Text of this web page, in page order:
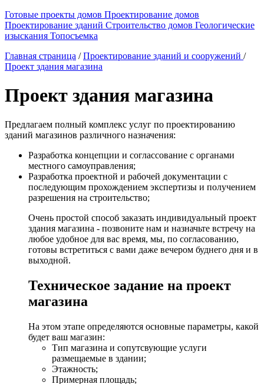
Готовые проекты домов Проектирование домов
Проектирование зданий Строительство домов Геологические
изыскания Топосъемка
Главная страница / Проектирование зданий и сооружений /
Проект здания магазина
Проект здания магазина
Предлагаем полный комплекс услуг по проектированию
зданий магазинов различного назначения:
Разработка концепции и соглассование с органами
местного самоуправления;
Разработка проектной и рабочей документации с
последующим прохождением экспертизы и получением
разрешения на строительство;
Очень простой способ заказать индивидуальный проект
здания магазина - позвоните нам и назначьте встречу на
любое удобное для вас время, мы, по согласованию,
готовы встретиться с вами даже вечером буднего дня и в
выходной.
Техническое задание на проект
магазина
На этом этапе определяются основные параметры, какой
будет ваш магазин:
Тип магазина и сопутсвующие услуги
размещаемые в здании;
Этажность;
Примерная площадь;